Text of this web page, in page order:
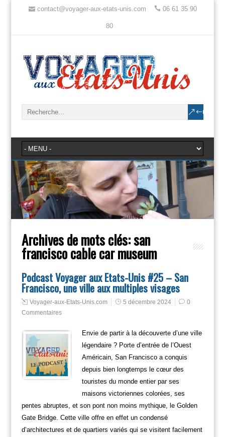
contact@voyager-aux-etats-unis.com 06 61 35 90
80
Archives de mots clés:san
francisco cable car museum
Podcast Voyager aux Etats-Unis #25 – San
Francisco, une ville aux multiples visages
Voyager-aux-Etats-Unis.com 5 décembre 2024
0
Commentaires
Envie de partir à la découverte d’une ville
légendaire ? Porte d’entrée de l’Ouest
Américain, San Francisco a conquis
depuis bien longtemps le cœur des
touristes du monde entier par ses
maisons victoriennes colorées, ses
pentes abruptes, et son pont non moins mythique, le Golden
Gate Bridge. Cette ville offre en effet un condensé
d’architectures et de quartiers variés qui se visitent facilement